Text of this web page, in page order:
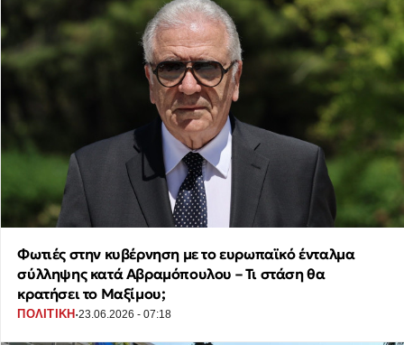
Φωτιές στην κυβέρνηση με το ευρωπαϊκό ένταλμα
σύλληψης κατά Αβραμόπουλου – Τι στάση θα
κρατήσει το Μαξίμου;
ΠΟΛΙΤΙΚΗ ·23.06.2026 - 07:18